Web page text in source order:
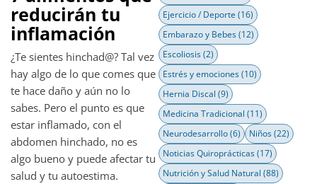
reducirán tu
inflamación
¿Te sientes hinchad@? Tal vez
hay algo de lo que comes que
te hace daño y aún no lo
sabes. Pero el punto es que
estar inflamado, con el
abdomen hinchado, no es
algo bueno y puede afectar tu
salud y tu autoestima.
Ejercicio / Deporte (16)
Embarazo y Bebes(12)
Escoliosis(2)
Estrés y emociones(10)
Hernia Discal (9)
Medicina Tradicional (11)
Neurodesarrollo(6) Niños(22)
Noticias Quiroprácticas(17)
Nutrición y Salud Natural (88)